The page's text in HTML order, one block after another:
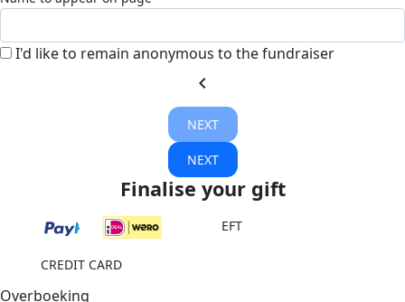
I'd like to remain anonymous to the fundraiser
chevron_left
NEXT
NEXT
Finalise your gift
EFT
CREDIT CARD
Overboeking